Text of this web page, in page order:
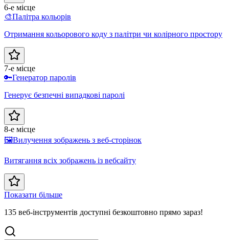
6-е місце
🎨Палітра кольорів
Отримання кольорового коду з палітри чи колірного простору
7-е місце
🔑Генератор паролів
Генерує безпечні випадкові паролі
8-е місце
🖼️Вилучення зображень з веб-сторінок
Витягання всіх зображень із вебсайту
Показати більше
135 веб-інструментів доступні безкоштовно прямо зараз!